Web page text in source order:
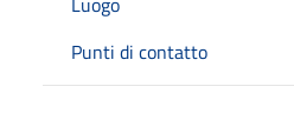
Punti di contatto